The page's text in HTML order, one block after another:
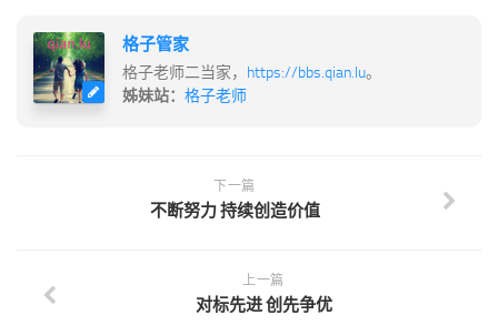
格子管家
格子老师二当家， https://bbs.qian.lu。
姊妹站： 格子老师
下一篇
不断努力 持续创造价值
上一篇
对标先进 创先争优